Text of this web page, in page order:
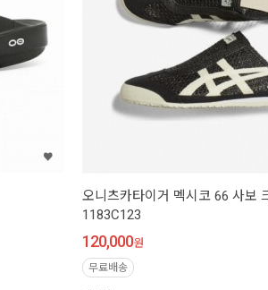
오니츠카타이거 멕시코 66 사보
1183C123
120,000원
무료배송